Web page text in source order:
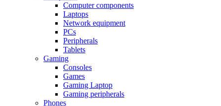
Computer components
Laptops
Network equipment
PCs
Peripherals
Tablets
Gaming
Consoles
Games
Gaming Laptop
Gaming peripherals
Phones